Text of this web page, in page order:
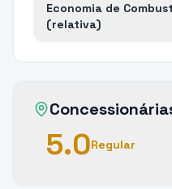
Economia de
(relativa)
5.0Regular